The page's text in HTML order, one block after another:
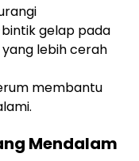
gelap pada
lebih cerah
membantu
Mendalam